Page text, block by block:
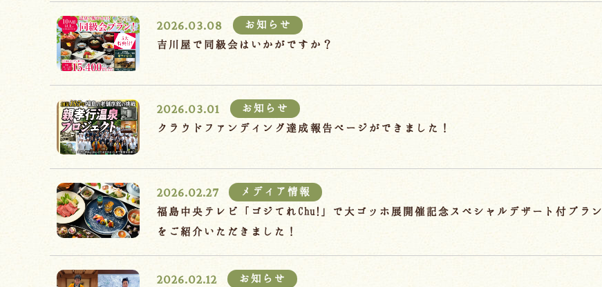
2026.03.08
お知らせ
吉川屋で同級会はいかがですか？
2026.03.01
お知らせ
クラウドファンディング達成報告ページができました！
2026.02.27
メディア情報
福島中央テレビ「ゴジてれChu!」で大ゴッホ展開催記念スペシャルデザート付プラン
をご紹介いただきました！
2026.02.12
お知らせ